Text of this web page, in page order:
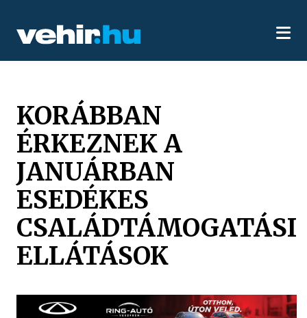
KORÁBBAN
ÉRKEZNEK A
JANUÁRBAN
ESEDÉKES
CSALÁDTÁMOGATÁSI
ELLÁTÁSOK